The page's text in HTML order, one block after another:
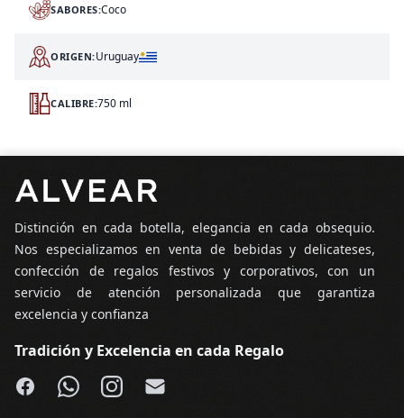
SABORES:Coco
ORIGEN:Uruguay
CALIBRE:750 ml
Distinción en cada botella, elegancia en cada obsequio.
Nos especializamos en venta de bebidas y delicateses,
confección de regalos festivos y corporativos, con un
servicio de atención personalizada que garantiza
excelencia y confianza
Tradición y Excelencia en cada Regalo
Facebook
WhatsApp
Instagram
Email